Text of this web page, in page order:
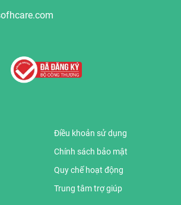
Điều khoản sử dụng
Chính sách bảo mật
Quy chế hoạt động
Trung tâm trợ giúp